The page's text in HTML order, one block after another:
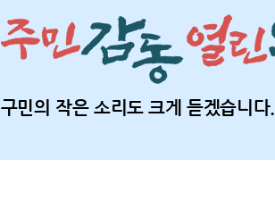
구민의 작은 소리도 크게 듣겠습니다.